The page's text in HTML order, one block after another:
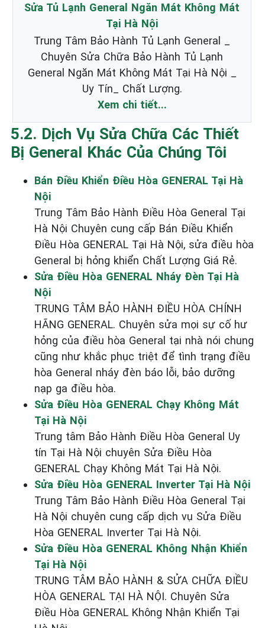
Sửa Tủ Lạnh General Ngăn Mát Không Mát
Tại Hà Nội
Trung Tâm Bảo Hành Tủ Lạnh General _
Chuyên Sửa Chữa Bảo Hành Tủ Lạnh
General Ngăn Mát Không Mát Tại Hà Nội _
Uy Tín_ Chất Lượng.
Xem chi tiết...
5.2. Dịch Vụ Sửa Chữa Các Thiết
Bị General Khác Của Chúng Tôi
Bán Điều Khiển Điều Hòa GENERAL Tại Hà
Nội
Trung Tâm Bảo Hành Điều Hòa General Tại
Hà Nội Chuyên cung cấp Bán Điều Khiển
Điều Hòa GENERAL Tại Hà Nội, sửa điều hòa
General bị hỏng khiển Chất Lượng Giá Rẻ.
Sửa Điều Hòa GENERAL Nháy Đèn Tại Hà
Nội
TRUNG TÂM BẢO HÀNH ĐIỀU HÒA CHÍNH
HÃNG GENERAL. Chuyên sửa mọi sự cố hư
hỏng của điều hòa General tại nhà nói chung
cũng như khắc phục triệt để tình trạng điều
hòa General nháy đèn báo lỗi, bảo dưỡng
nạp ga điều hòa.
Sửa Điều Hòa GENERAL Chạy Không Mát
Tại Hà Nội
Trung tâm Bảo Hành Điều Hòa General Uy
tín Tại Hà Nội chuyên Sửa Điều Hòa
GENERAL Chạy Không Mát Tại Hà Nội.
Sửa Điều Hòa GENERAL Inverter Tại Hà Nội
Trung Tâm Bảo Hành Điều Hòa General Tại
Hà Nội chuyên cung cấp dịch vụ Sửa Điều
Hòa GENERAL Inverter Tại Hà Nội.
Sửa Điều Hòa GENERAL Không Nhận Khiển
Tại Hà Nội
TRUNG TÂM BẢO HÀNH & SỬA CHỮA ĐIỀU
HÒA GENERAL TẠI HÀ NỘI. Chuyên Sửa
Điều Hòa GENERAL Không Nhận Khiển Tại